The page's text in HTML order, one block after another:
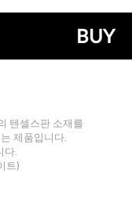
BUY
텐셀스판 소재를
제품입니다.
다.
트)